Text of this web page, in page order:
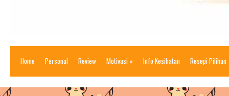
Home Personal Review Motivasi » Info Kesihatan Resepi Pilihan